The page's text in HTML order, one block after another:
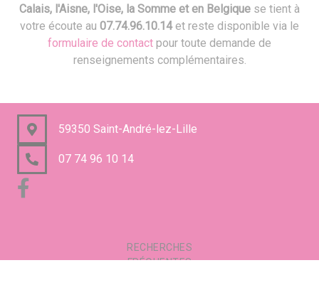
Calais, l'Aisne, l'Oise, la Somme et en Belgique se tient à
votre écoute au 07.74.96.10.14et reste disponible via le
formulaire de contact pour toute demande de
renseignements complémentaires.
59350 Saint-André-lez-Lille
07 74 96 10 14
RECHERCHES
FRÉQUENTES